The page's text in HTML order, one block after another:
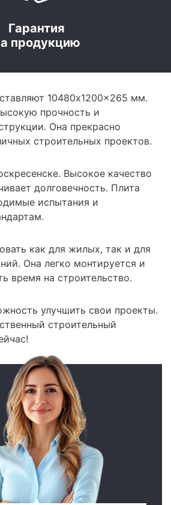
Гарантия
продукцию
10480x1200x265 мм.
прочность и
Она прекрасно
строительных проектов.
Высокое качество
долговечность. Плита
испытания и
как для жилых, так и для
Она легко монтируется и
время на строительство.
улучшить свои проекты.
строительный